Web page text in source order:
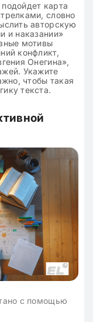
карта
словно
авторскую
и наказании»
мотивы
конфликт,
Онегина»,
Укажите
чтобы такая
текста.
с помощью